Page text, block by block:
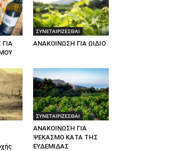
ΣΥΝΕΤΑΙΡΙΖΕΣΘΑΙ
ΑΝΑΚΟΙΝΩΣΗ ΓΙΑ ΩΙΔΙΟ
ΣΥΝΕΤΑΙΡΙΖΕΣΘΑΙ
ΑΝΑΚΟΙΝΩΣΗ ΓΙΑ
ΨΕΚΑΣΜΟ ΚΑΤΑ ΤΗΣ
ΕΥΔΕΜΙΔΑΣ